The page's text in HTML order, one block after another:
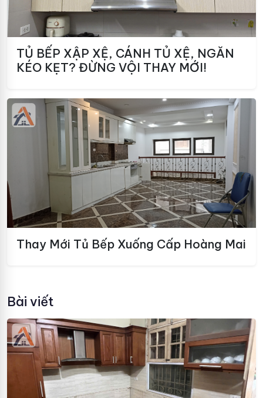
TỦ BẾP XẬP XỆ, CÁNH TỦ XỆ, NGĂN
KÉO KẸT? ĐỪNG VỘI THAY MỚI!
Thay Mới Tủ Bếp Xuống Cấp Hoàng Mai
Bài viết